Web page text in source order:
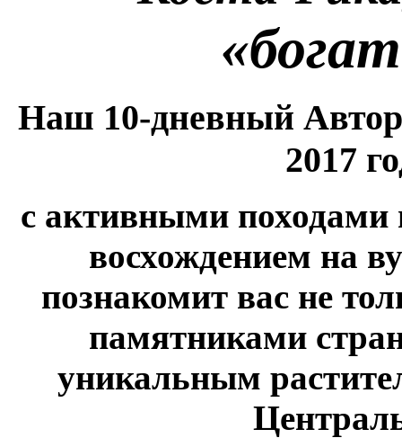
Наш 10-дневный
2017
с активными походами
восхождением на
познакомит вас не
памятниками
уникальным